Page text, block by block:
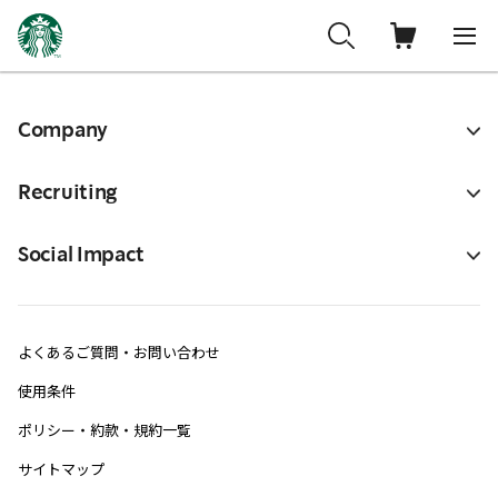
Company
Recruiting
Social Impact
よくあるご質問・お問い合わせ
使用条件
ポリシー・約款・規約一覧
サイトマップ